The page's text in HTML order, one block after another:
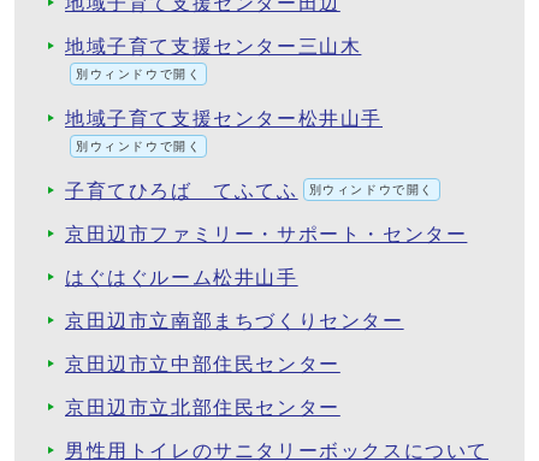
地域子育て支援センター三山木
別ウィンドウで開く
地域子育て支援センター松井山手
別ウィンドウで開く
子育てひろば てふてふ 別ウィンドウで開く
京田辺市ファミリー・サポート・センター
はぐはぐルーム松井山手
京田辺市立南部まちづくりセンター
京田辺市立中部住民センター
京田辺市立北部住民センター
男性用トイレのサニタリーボックスについて